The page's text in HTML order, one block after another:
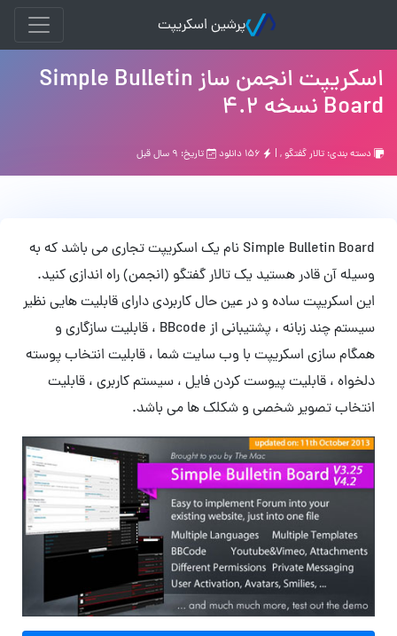
پرشین اسکریپت
اسکریپت انجمن ساز Simple Bulletin
Board نسخه 4.2
دسته بندی: تالار گفتگو, | تاریخ: ۹ سال قبل
Simple Bulletin Board نام یک اسکریپت تجاری می باشد که به
وسیله آن قادر هستید یک تالار گفتگو (انجمن) راه اندازی کنید.
این اسکریپت ساده و در عین حال کاربردی دارای قابلیت هایی نظیر
سیستم چند زبانه ، پشتیبانی از BBcode ، قابلیت سازگاری و
همگام سازی اسکریپت با وب سایت شما ، قابلیت انتخاب پوسته
دلخواه ، قابلیت پیوست کردن فایل ، سیستم کاربری ، قابلیت
انتخاب تصویر شخصی و شکلک ها می باشد.